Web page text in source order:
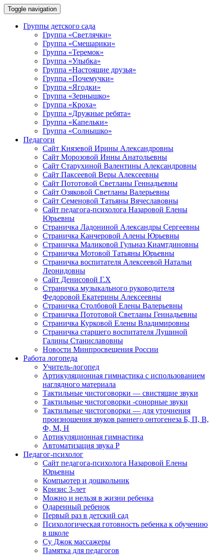
Toggle navigation
Группы детского сада
Группа «Светлячки»
Группа «Смешарики»
Группа «Теремок»
Группа «Улыбка»
Группа «Настоящие друзья»
Группа «Почемучки»
Группа «Ягодки»
Группа «Зернышко»
Группа «Кроха»
Группа «Дружные ребята»
Группа «Капельки»
Группа «Солнышко»
Педагоги
Сайт Князевой Ирины Александровны
Сайт Морозовой Инны Анатольевны
Сайт Старухиной Валентины Александровны
Сайт Паксеевой Веры Алексеевны
Сайт Пототовой Светланы Геннадьевны
Сайт Озяковой Светланы Валерьевны
Сайт Семеновой Татьяны Вячеславовны
Сайт педагога-психолога Назаровой Елены
Юрьевны
Страничка Ладониной Александры Сергеевны
Страничка Канчеровой Алены Юрьевны
Страничка Маликовой Гульназ Киамтдиновны
Страничка Мотовой Татьяны Юрьевны
Cтраничка воспитателя Алексеевой Натальи
Леонидовны
Сайт Денисовой Г.Х
Страничка музыкального руководителя
Федоровой Екатерины Алексеевны
Страничка Столбовой Елены Валерьевны
Страничка Пототовой Светланы Геннадьевны
Страничка Курковой Елены Владимировны
Страничка старшего воспитателя Лушиной
Галины Станиславовны
Новости Минпросвещения России
Работа логопеда
Учитель-логопед
Артикуляционная гимнастика с использованием
наглядного материала
Тактильные чистоговорки — свистящие звуки
Тактильные чистоговорки -сонорные звуки
Тактильные чистоговорки — для уточнения
произношения звуков раннего онтогенеза Б, П, В,
Ф, М, Н
Артикуляционная гимнастика
Автоматизация звука Р
Педагог-психолог
Сайт педагога-психолога Назаровой Елены
Юрьевны
Компьютер и дошкольник
Кризис 3-лет
Можно и нельзя в жизни ребенка
Одаренный ребенок
Первый раз в детский сад
Психологическая готовность ребенка к обучению
в школе
Су Джок массажеры
Памятка для педагогов